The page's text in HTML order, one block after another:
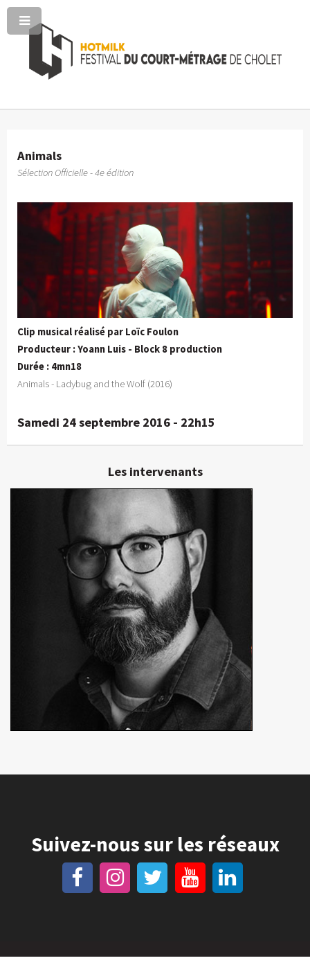
Animals
Sélection Officielle - 4e édition
Clip musical réalisé par Loïc Foulon
Producteur : Yoann Luis - Block 8 production
Durée : 4mn18
Animals - Ladybug and the Wolf (2016)
Samedi 24 septembre 2016 - 22h15
Les intervenants
En détails
Suivez-nous sur les réseaux